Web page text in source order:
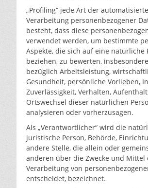
„Profiling“ jede Art der
Verarbeitung personenbezogener
besteht, dass diese
verwendet werden, um bestimmte
Aspekte, die sich auf eine natürliche
beziehen, zu bewerten,
bezüglich Arbeitsleistung,
Gesundheit, persönliche Vorlieben,
Zuverlässigkeit, Verhalten,
Ortswechsel dieser natürlichen
analysieren oder vorherzusagen.
Als „Verantwortlicher“ wird die
juristische Person, Behörde,
andere Stelle, die allein oder
anderen über die Zwecke und Mittel
Verarbeitung von
entscheidet, bezeichnet.